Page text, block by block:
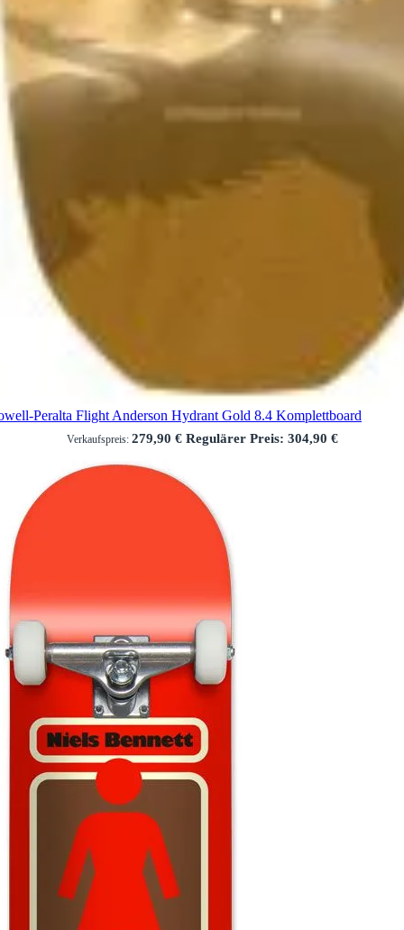
Peralta Flight Anderson Hydrant Gold 8.4 Komplettboard
Verkaufspreis: 279,90 € Regulärer Preis: 304,90 €